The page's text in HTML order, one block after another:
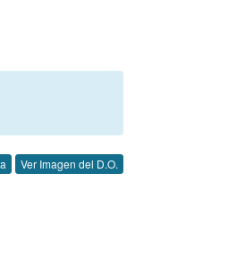
Ver Imagen del D.O.